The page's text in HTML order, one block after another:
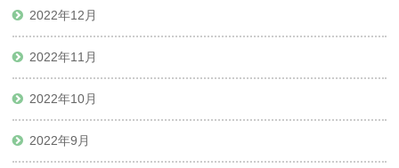
2022年12月
2022年11月
2022年10月
2022年9月